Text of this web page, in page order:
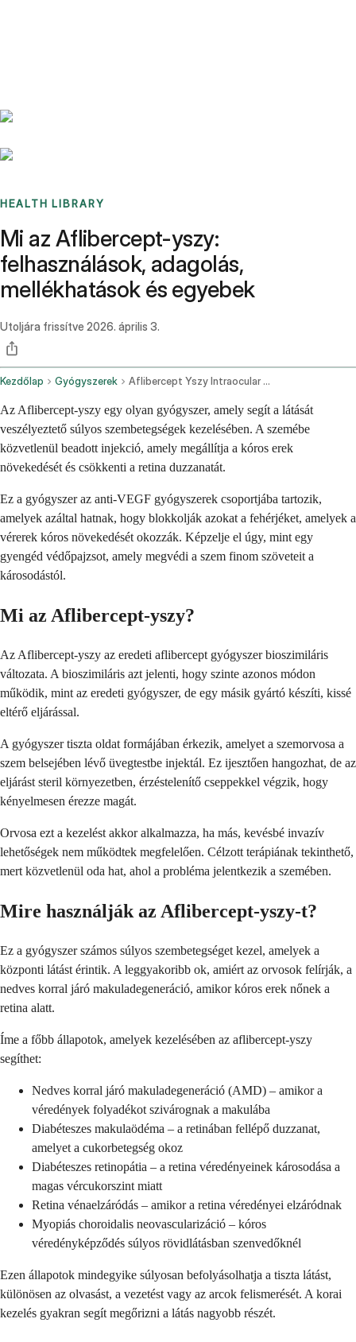
HEALTH LIBRARY
Mi az Aflibercept-yszy:
felhasználások, adagolás,
mellékhatások és egyebek
Utoljára frissítve 2026. április 3.
Kezdőlap Gyógyszerek Aflibercept Yszy Intraocular Route
Az Aflibercept-yszy egy olyan gyógyszer, amely segít a látását
veszélyeztető súlyos szembetegségek kezelésében. A szemébe
közvetlenül beadott injekció, amely megállítja a kóros erek
növekedését és csökkenti a retina duzzanatát.
Ez a gyógyszer az anti-VEGF gyógyszerek csoportjába tartozik,
amelyek azáltal hatnak, hogy blokkolják azokat a fehérjéket, amelyek a
vérerek kóros növekedését okozzák. Képzelje el úgy, mint egy
gyengéd védőpajzsot, amely megvédi a szem finom szöveteit a
károsodástól.
Mi az Aflibercept-yszy?
Az Aflibercept-yszy az eredeti aflibercept gyógyszer bioszimiláris
változata. A bioszimiláris azt jelenti, hogy szinte azonos módon
működik, mint az eredeti gyógyszer, de egy másik gyártó készíti, kissé
eltérő eljárással.
A gyógyszer tiszta oldat formájában érkezik, amelyet a szemorvosa a
szem belsejében lévő üvegtestbe injektál. Ez ijesztően hangozhat, de az
eljárást steril környezetben, érzéstelenítő cseppekkel végzik, hogy
kényelmesen érezze magát.
Orvosa ezt a kezelést akkor alkalmazza, ha más, kevésbé invazív
lehetőségek nem működtek megfelelően. Célzott terápiának tekinthető,
mert közvetlenül oda hat, ahol a probléma jelentkezik a szemében.
Mire használják az Aflibercept-yszy-t?
Ez a gyógyszer számos súlyos szembetegséget kezel, amelyek a
központi látást érintik. A leggyakoribb ok, amiért az orvosok felírják, a
nedves korral járó makuladegeneráció, amikor kóros erek nőnek a
retina alatt.
Íme a főbb állapotok, amelyek kezelésében az aflibercept-yszy
segíthet:
Nedves korral járó makuladegeneráció (AMD) – amikor a
véredények folyadékot szivárognak a makulába
Diabéteszes makulaödéma – a retinában fellépő duzzanat,
amelyet a cukorbetegség okoz
Diabéteszes retinopátia – a retina véredényeinek károsodása a
magas vércukorszint miatt
Retina vénaelzáródás – amikor a retina véredényei elzáródnak
Myopiás choroidalis neovascularizáció – kóros
véredényképződés súlyos rövidlátásban szenvedőknél
Ezen állapotok mindegyike súlyosan befolyásolhatja a tiszta látást,
különösen az olvasást, a vezetést vagy az arcok felismerését. A korai
kezelés gyakran segít megőrizni a látás nagyobb részét.